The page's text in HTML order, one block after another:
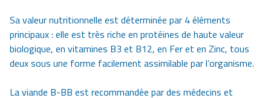
Sa valeur nutritionnelle est déterminée par 4 éléments
principaux : elle est très riche en protéines de haute valeur
biologique, en vitamines B3 et B12, en Fer et en Zinc, tous
deux sous une forme facilement assimilable par l’organisme.
La viande B-BB est recommandée par des médecins et